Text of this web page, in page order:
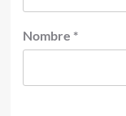
Nombre *